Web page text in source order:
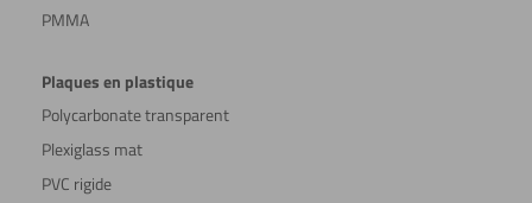
PMMA
Plaques en plastique
Polycarbonate transparent
Plexiglass mat
PVC rigide